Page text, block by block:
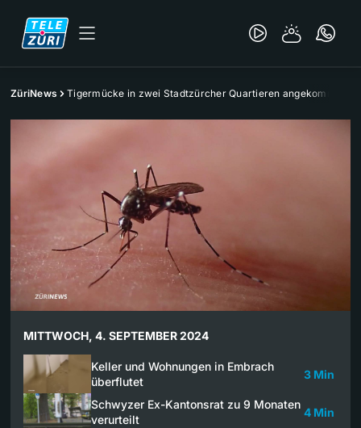
ZüriNews Tigermücke in zwei Stadtzürcher Quartieren angekommen
MITTWOCH, 4. SEPTEMBER 2024
Keller und Wohnungen in Embrach
überflutet
3 Min
Schwyzer Ex-Kantonsrat zu 9 Monaten
verurteilt
4 Min